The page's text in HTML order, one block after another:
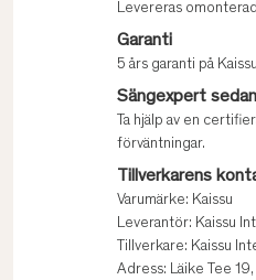
Levereras omonterad
Garanti
5 års garanti på
Sängexpert
Ta hjälp av en
förväntningar.
Tillverkarens
Varumärke: Kaissu
Leverantör: Kaissu
Tillverkare: Kaissu
Adress: Läike Tee